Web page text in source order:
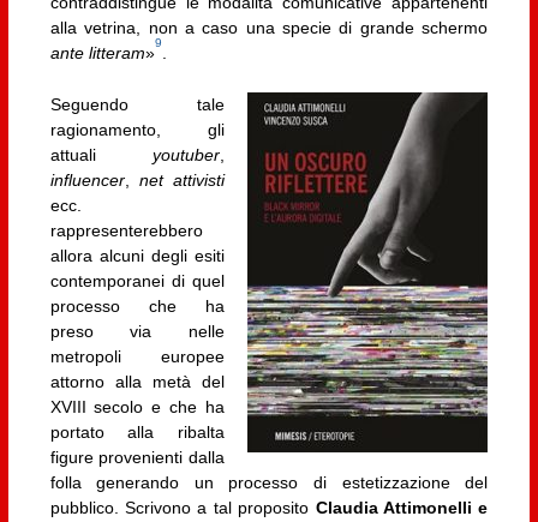
alla vetrina, non a caso una specie di grande schermo
ante litteram»
9
Seguendo tale
ragionamento, gli
attuali youtuber,
influencer, net attivisti
ecc.
rappresenterebbero
allora alcuni degli esiti
contemporanei di quel
processo che ha
preso via nelle
metropoli europee
attorno alla metà del
XVIII secolo e che ha
portato alla ribalta
figure provenienti dalla
folla generando un processo di estetizzazione del
pubblico. Scrivono a tal proposito Claudia Attimonelli e